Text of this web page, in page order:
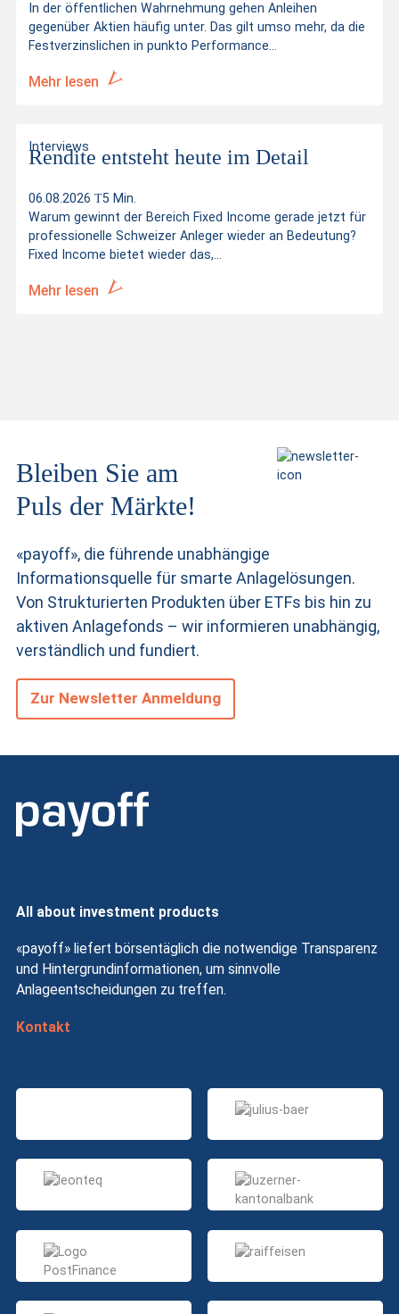
In der öffentlichen Wahrnehmung gehen Anleihen
gegenüber Aktien häufig unter. Das gilt umso mehr, da die
Festverzinslichen in punkto Performance...
Mehr lesen
Interviews
Rendite entsteht heute im Detail
06.08.2026
5 Min.
Warum gewinnt der Bereich Fixed Income gerade jetzt für
professionelle Schweizer Anleger wieder an Bedeutung?
Fixed Income bietet wieder das,...
Mehr lesen
Bleiben Sie am
Puls der Märkte!
«payoff», die führende unabhängige
Informationsquelle für smarte Anlagelösungen.
Von Strukturierten Produkten über ETFs bis hin zu
aktiven Anlagefonds – wir informieren unabhängig,
verständlich und fundiert.
Zur Newsletter Anmeldung
All about investment products
«payoff» liefert börsentäglich die notwendige Transparenz
und Hintergrundinformationen, um sinnvolle
Anlageentscheidungen zu treffen.
Kontakt